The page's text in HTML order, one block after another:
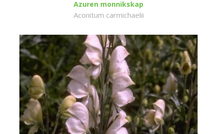
Azuren monnikskap
Aconitum carmichaelii